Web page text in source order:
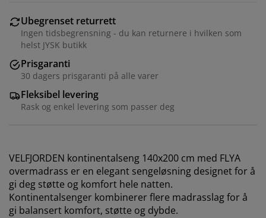
Ubegrenset returrett
Ingen tidsbegrensning - du kan returnere i hvilken som
helst JYSK butikk
Prisgaranti
30 dagers prisgaranti på alle varer
Fleksibel levering
Rask og enkel levering som passer deg
VELFJORDEN kontinentalseng 140x200 cm med FLYA
overmadrass er en elegant sengeløsning designet for å
gi deg støtte og komfort hele natten.
Kontinentalsenger kombinerer flere madrasslag for å
gi balansert komfort, støtte og dybde.